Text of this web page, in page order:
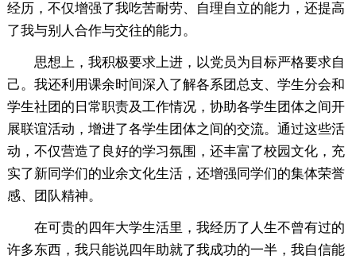
经历，不仅增强了我吃苦耐劳、自理自立的能力，还提高
了我与别人合作与交往的能力。
思想上，我积极要求上进，以党员为目标严格要求自
己。我还利用课余时间深入了解各系团总支、学生分会和
学生社团的日常职责及工作情况，协助各学生团体之间开
展联谊活动，增进了各学生团体之间的交流。通过这些活
动，不仅营造了良好的学习氛围，还丰富了校园文化，充
实了新同学们的业余文化生活，还增强同学们的集体荣誉
感、团队精神。
在可贵的四年大学生活里，我经历了人生不曾有过的
许多东西，我只能说四年助就了我成功的一半，我自信能